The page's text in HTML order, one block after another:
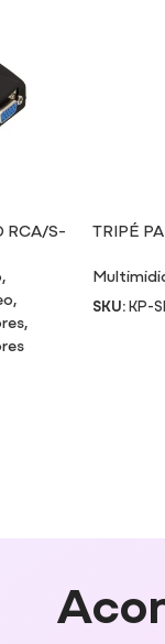
RCA/S-
,
,
,
TRIPÉ
SKU:KP-